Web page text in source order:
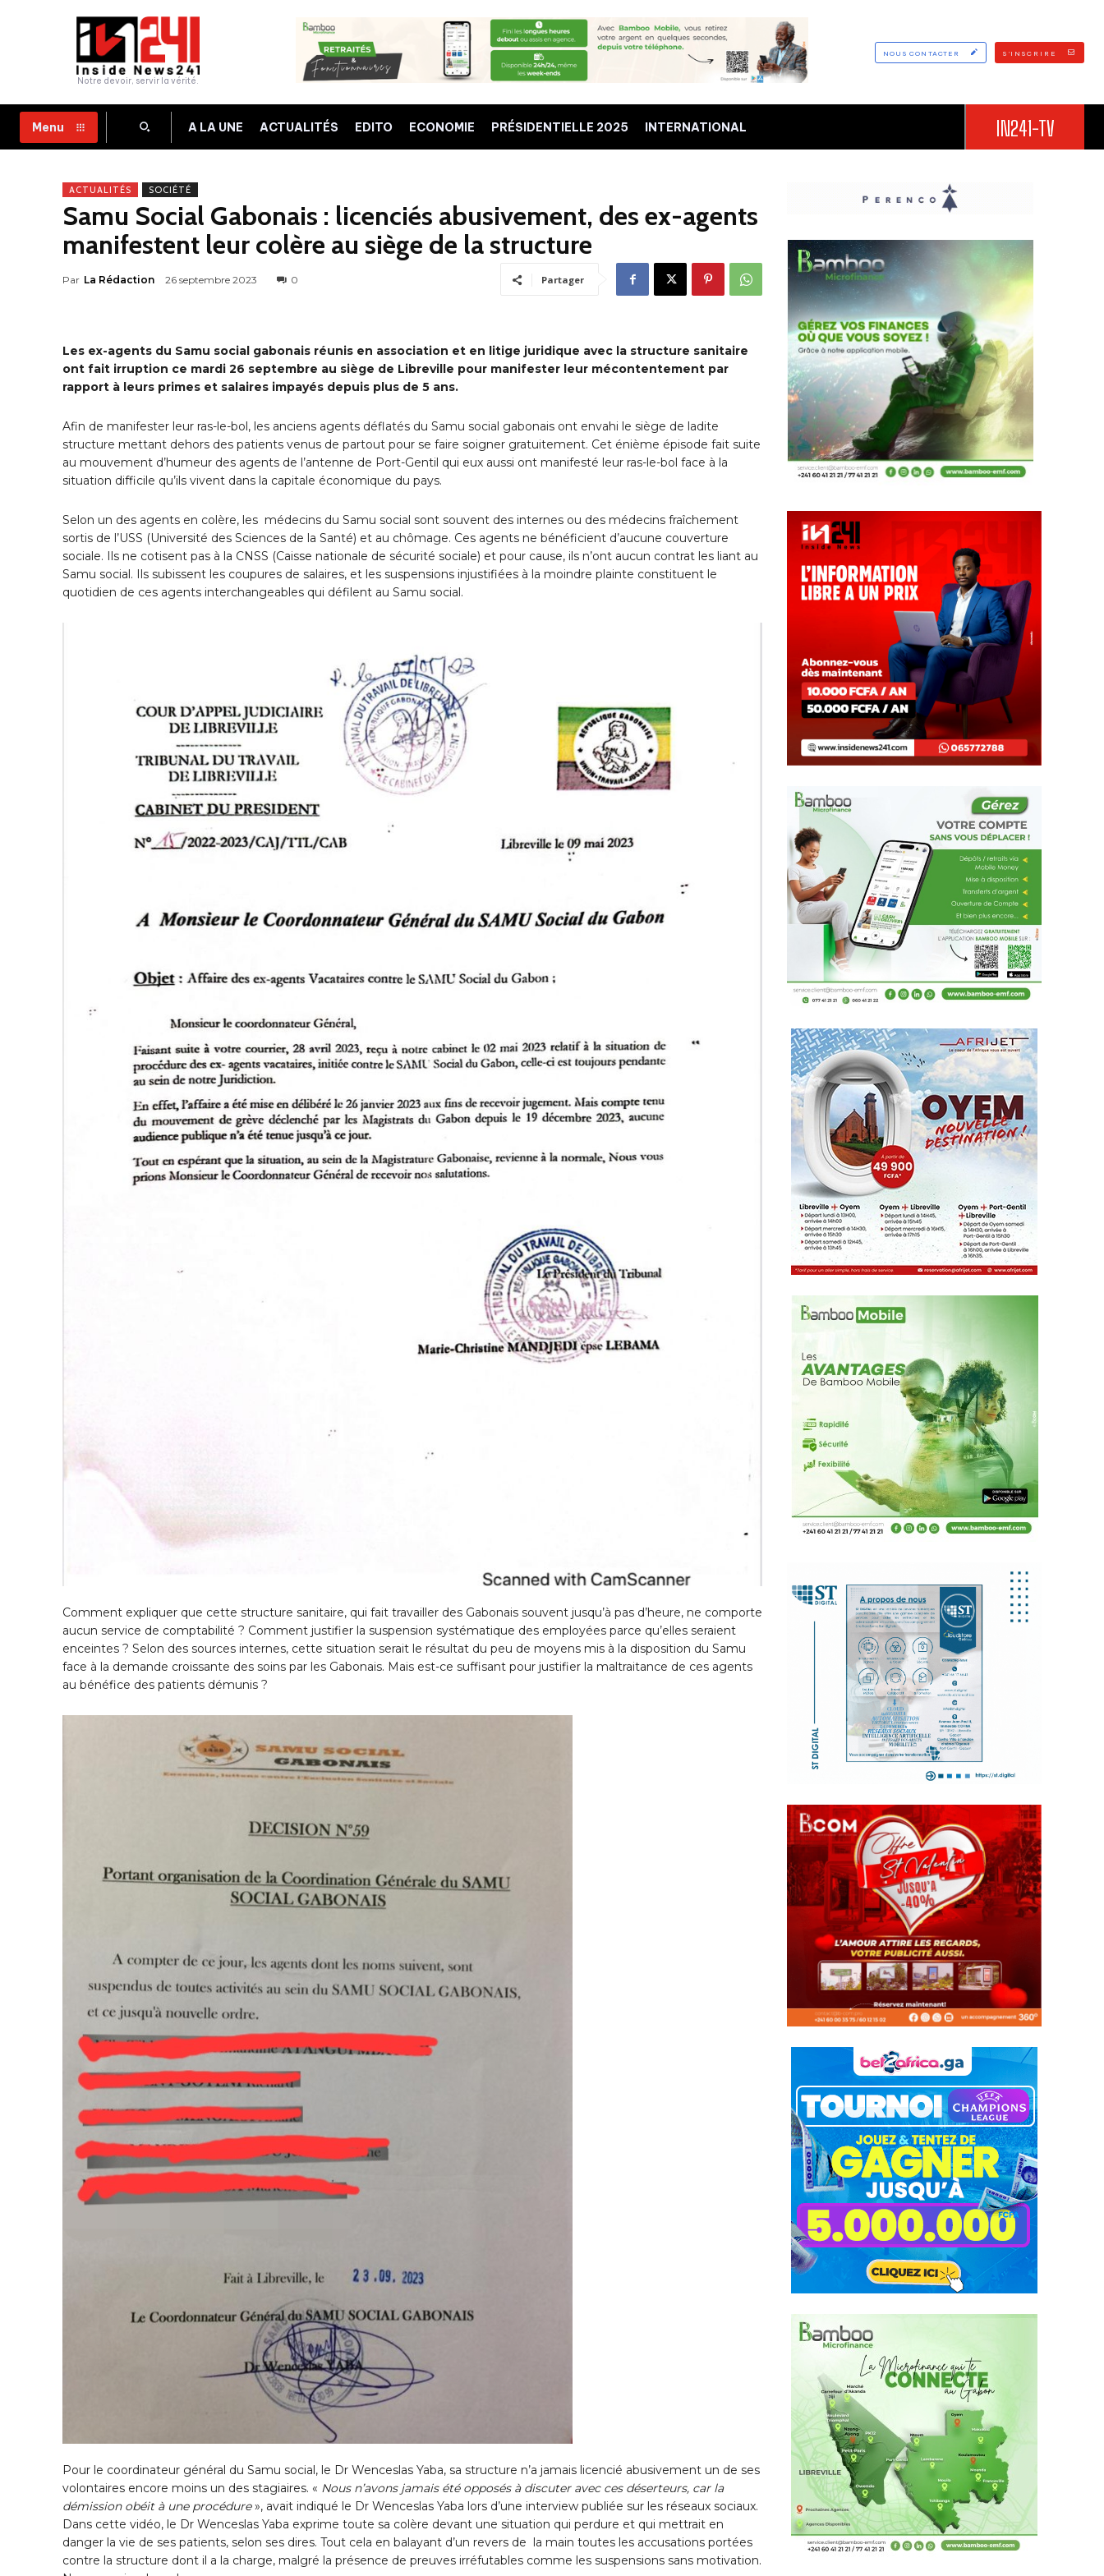
Notre devoir, servir la vérité.
NOUS CONTACTER S'INSCRIRE
Menu A LA UNE ACTUALITÉS EDITO ECONOMIE PRÉSIDENTIELLE 2025 INTERNATIONAL IN241-TV
ACTUALITÉS SOCIÉTÉ
Samu Social Gabonais : licenciés abusivement, des ex-agents
manifestent leur colère au siège de la structure
Par La Rédaction 26 septembre 2023 0 Partager
Les ex-agents du Samu social gabonais réunis en association et en litige juridique avec la structure sanitaire
ont fait irruption ce mardi 26 septembre au siège de Libreville pour manifester leur mécontentement par
rapport à leurs primes et salaires impayés depuis plus de 5 ans.
Afin de manifester leur ras-le-bol, les anciens agents déflatés du Samu social gabonais ont envahi le siège de ladite
structure mettant dehors des patients venus de partout pour se faire soigner gratuitement. Cet énième épisode fait suite
au mouvement d’humeur des agents de l’antenne de Port-Gentil qui eux aussi ont manifesté leur ras-le-bol face à la
situation difficile qu’ils vivent dans la capitale économique du pays.
Selon un des agents en colère, les médecins du Samu social sont souvent des internes ou des médecins fraîchement
sortis de l’USS (Université des Sciences de la Santé) et au chômage. Ces agents ne bénéficient d’aucune couverture
sociale. Ils ne cotisent pas à la CNSS (Caisse nationale de sécurité sociale) et pour cause, ils n’ont aucun contrat les liant au
Samu social. Ils subissent les coupures de salaires, et les suspensions injustifiées à la moindre plainte constituent le
quotidien de ces agents interchangeables qui défilent au Samu social.
Comment expliquer que cette structure sanitaire, qui fait travailler des Gabonais souvent jusqu’à pas d’heure, ne comporte
aucun service de comptabilité ? Comment justifier la suspension systématique des employées parce qu’elles seraient
enceintes ? Selon des sources internes, cette situation serait le résultat du peu de moyens mis à la disposition du Samu
face à la demande croissante des soins par les Gabonais. Mais est-ce suffisant pour justifier la maltraitance de ces agents
au bénéfice des patients démunis ?
Pour le coordinateur général du Samu social, le Dr Wenceslas Yaba, sa structure n’a jamais licencié abusivement un de ses
volontaires encore moins un des stagiaires. « Nous n’avons jamais été opposés à discuter avec ces déserteurs, car la
démission obéit à une procédure», avait indiqué le Dr Wenceslas Yaba lors d’une interview publiée sur les réseaux sociaux.
Dans cette vidéo, le Dr Wenceslas Yaba exprime toute sa colère devant une situation qui perdure et qui mettrait en
danger la vie de ses patients, selon ses dires. Tout cela en balayant d’un revers de la main toutes les accusations portées
contre la structure dont il a la charge, malgré la présence de preuves irréfutables comme les suspensions sans motivation.